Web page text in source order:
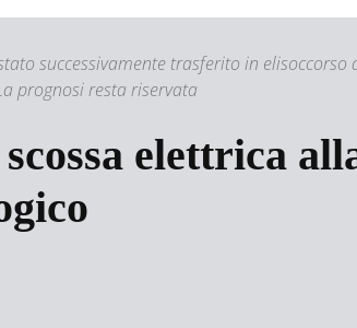
successivamente trasferito in
prognosi resta riservata
elettrica